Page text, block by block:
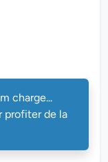
charge...
profiter de la